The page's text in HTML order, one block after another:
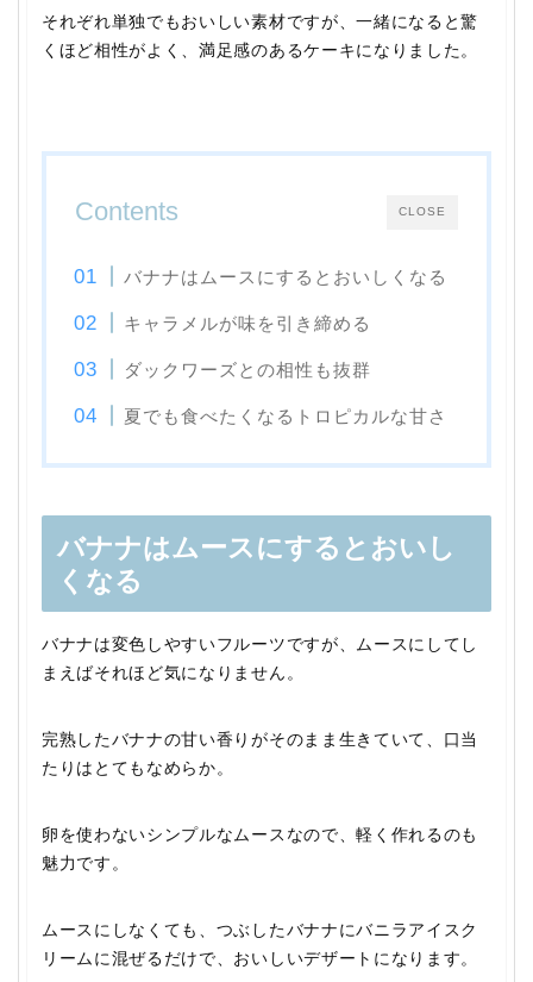
それぞれ単独でもおいしい素材ですが、一緒になると驚
くほど相性がよく、満足感のあるケーキになりました。
CLOSE
Contents
バナナはムースにするとおいしくなる
キャラメルが味を引き締める
ダックワーズとの相性も抜群
夏でも食べたくなるトロピカルな甘さ
バナナはムースにするとおいし
くなる
バナナは変色しやすいフルーツですが、ムースにしてし
まえばそれほど気になりません。
完熟したバナナの甘い香りがそのまま生きていて、口当
たりはとてもなめらか。
卵を使わないシンプルなムースなので、軽く作れるのも
魅力です。
ムースにしなくても、つぶしたバナナにバニラアイスク
リームに混ぜるだけで、おいしいデザートになります。